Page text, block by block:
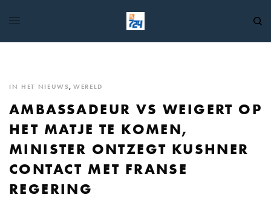
IN HET NIEUWS, WERELD
AMBASSADEUR VS WEIGERT OP
HET MATJE TE KOMEN,
MINISTER ONTZEGT KUSHNER
CONTACT MET FRANSE
REGERING